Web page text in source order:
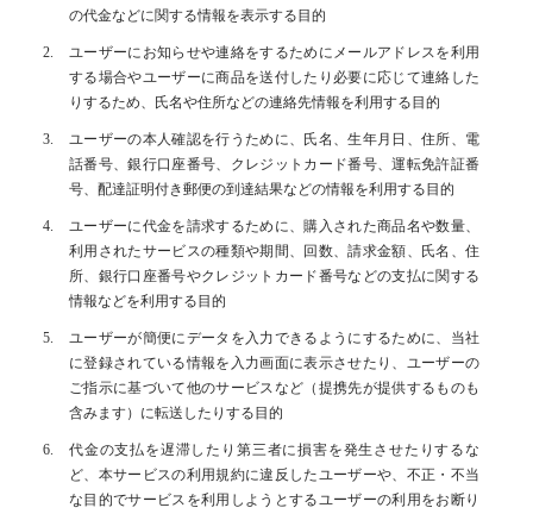
の代金などに関する情報を表示する目的
ユーザーにお知らせや連絡をするためにメールアドレスを利用
する場合やユーザーに商品を送付したり必要に応じて連絡した
りするため、氏名や住所などの連絡先情報を利用する目的
ユーザーの本人確認を行うために、氏名、生年月日、住所、電
話番号、銀行口座番号、クレジットカード番号、運転免許証番
号、配達証明付き郵便の到達結果などの情報を利用する目的
ユーザーに代金を請求するために、購入された商品名や数量、
利用されたサービスの種類や期間、回数、請求金額、氏名、住
所、銀行口座番号やクレジットカード番号などの支払に関する
情報などを利用する目的
ユーザーが簡便にデータを入力できるようにするために、当社
に登録されている情報を入力画面に表示させたり、ユーザーの
ご指示に基づいて他のサービスなど（提携先が提供するものも
含みます）に転送したりする目的
代金の支払を遅滞したり第三者に損害を発生させたりするな
ど、本サービスの利用規約に違反したユーザーや、不正・不当
な目的でサービスを利用しようとするユーザーの利用をお断り